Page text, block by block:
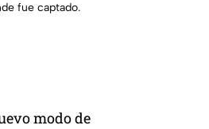
fue captado.
modo de